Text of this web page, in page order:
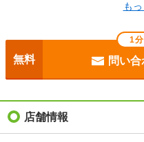
目安光熱費
駐車場 -
入居
も
1
無料 問い
店舗情報